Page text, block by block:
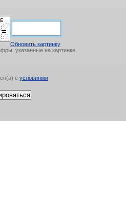
Обновить картинку
указанные на картинке
с условиями